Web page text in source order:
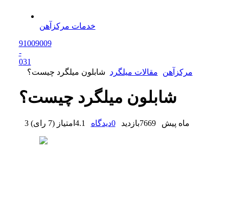
خدمات مرکزآهن
91009009
-
031
مرکزآهن
مقالات میلگرد شابلون میلگرد چیست؟
شابلون میلگرد چیست؟
3 ماه پیش 7669بازدید 0دیدگاه 4.1 امتیاز (7 رای )